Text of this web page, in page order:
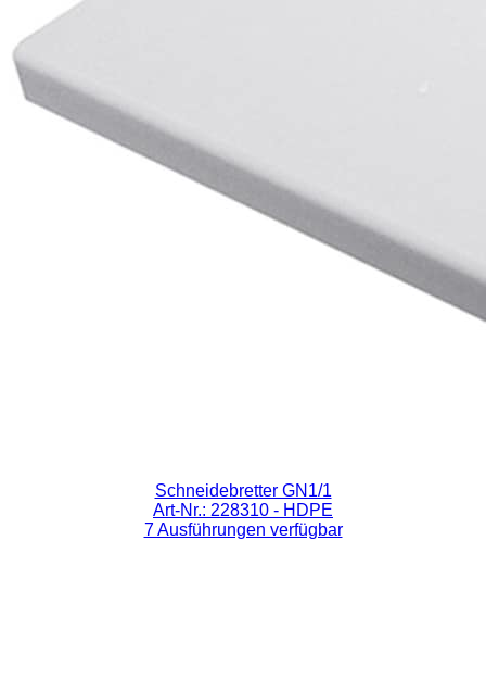
Schneidebretter GN1/1
Art-Nr.: 228310 - HDPE
7 Ausführungen verfügbar